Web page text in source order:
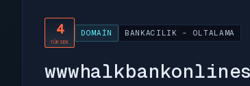
4
YÜKSEK
DOMAIN BANKACILIK - OLTALAMA